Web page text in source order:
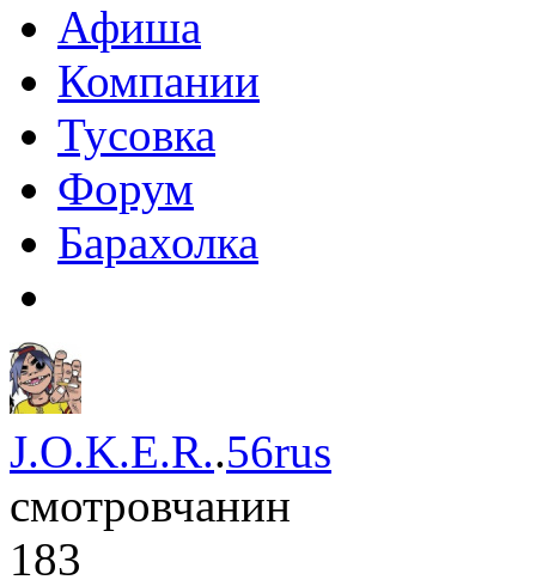
Афиша
Компании
Тусовка
Форум
Барахолка
J.O.K.E.R..56rus
смотровчанин
183